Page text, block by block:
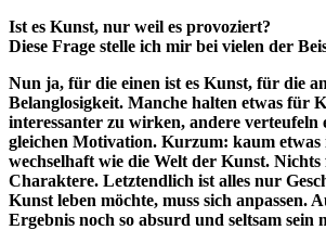
Ist es Kunst, nur weil es provoziert?
Diese Frage stelle ich mir bei vielen der
Nun ja, für die einen ist es Kunst, für die
Belanglosigkeit. Manche halten etwas für
interessanter zu wirken, andere verteufeln
gleichen Motivation. Kurzum: kaum etwas
wechselhaft wie die Welt der Kunst.
Charaktere. Letztendlich ist alles nur
Kunst leben möchte, muss sich anpassen.
Ergebnis noch so absurd und seltsam sein